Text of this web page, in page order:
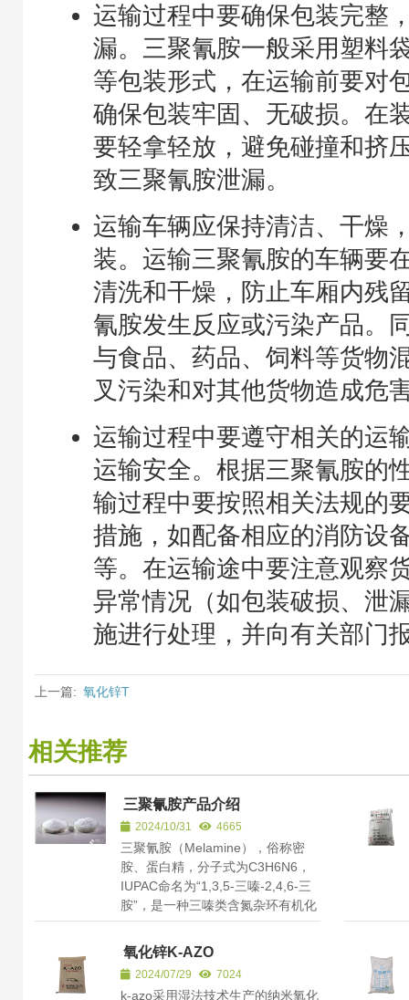
运输过程中要确保包装完整
漏。三聚氰胺一般采用塑料
等包装形式，在运输前要对
确保包装牢固、无破损。在
要轻拿轻放，避免碰撞和挤
致三聚氰胺泄漏。
运输车辆应保持清洁、干燥
装。运输三聚氰胺的车辆要
清洗和干燥，防止车厢内残
氰胺发生反应或污染产品。
与食品、药品、饲料等货物
叉污染和对其他货物造成危
运输过程中要遵守相关的运
运输安全。根据三聚氰胺的
输过程中要按照相关法规的
措施，如配备相应的消防设
等。在运输途中要注意观察
异常情况（如包装破损、泄
施进行处理，并向有关部门
上一篇: 氧化锌T
相关推荐
三聚氰胺产品介绍
2024/10/31 4665
三聚氰胺（Melamine），俗称密
胺、蛋白精，分子式为C3H6N6，
IUPAC命名为“1,3,5-三嗪-2,4,6-三
胺”，是一种三嗪类含氮杂环有机化
合物，被用作化工原料。它是白...
氧化锌K-AZO
2024/07/29 7024
k-azo采用湿法技术生产的纳米氧化